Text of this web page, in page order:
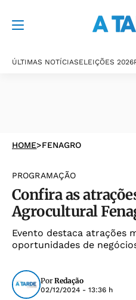
ÚLTIMAS NOTÍCIASELEIÇÕES 2026
HOME>FENAGRO
PROGRAMAÇÃO
Confira as
Agrocultural
Evento destaca atrações
oportunidades de
Por Redação
02/12/2024 - 13:36 h